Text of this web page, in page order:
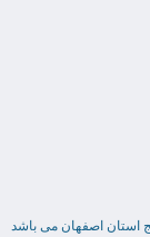
استان اصفهان می باشد